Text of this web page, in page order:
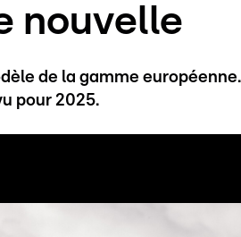
nouvelle
de la gamme
pour 2025.